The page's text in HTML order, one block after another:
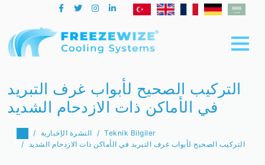
التركيب الصحيح لأبواب غرف التبريد
في الأماكن ذات الازدحام الشديد
النشرة الإخبارية
Teknik Bilgiler
التركيب الصحيح لأبواب غرف التبريد في الأماكن ذات الازدحام الشديد